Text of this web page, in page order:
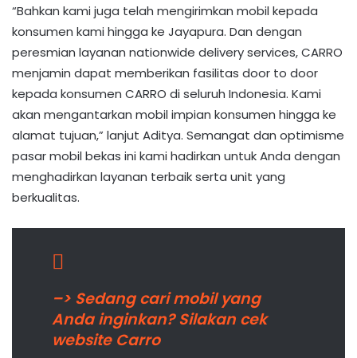
“Bahkan kami juga telah mengirimkan mobil kepada
konsumen kami hingga ke Jayapura. Dan dengan
peresmian layanan nationwide delivery services, CARRO
menjamin dapat memberikan fasilitas door to door
kepada konsumen CARRO di seluruh Indonesia. Kami
akan mengantarkan mobil impian konsumen hingga ke
alamat tujuan,” lanjut Aditya. Semangat dan optimisme
pasar mobil bekas ini kami hadirkan untuk Anda dengan
menghadirkan layanan terbaik serta unit yang
berkualitas.
–> Sedang cari mobil yang
Anda inginkan? Silakan cek
website Carro